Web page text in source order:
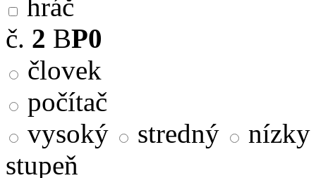
hráč
č. 2 BP0
človek
počítač
vysoký
stredný
nízky
stupeň